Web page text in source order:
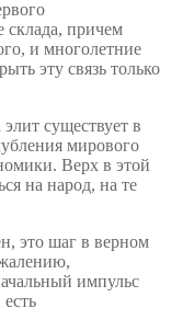
склада, причем
и многолетние
эту связь только
существует в
мирового
Верх в этой
на народ, на те
это шаг в верном
импульс